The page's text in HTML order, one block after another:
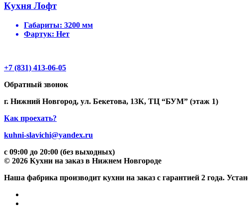
Кухня Лофт
Габариты: 3200 мм
Фартук: Нет
+7 (831) 413-06-05
Обратный звонок
г. Нижний Новгород, ул. Бекетова, 13К, ТЦ “БУМ” (этаж 1)
Как проехать?
kuhni-slavichi@yandex.ru
с 09:00 до 20:00 (без выходных)
© 2026 Кухни на заказ в Нижнем Новгороде
Наша фабрика производит кухни на заказ c гарантией 2 года.